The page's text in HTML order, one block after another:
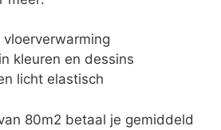
kleuren en dessins
licht elastisch
80m2 betaal je gemiddeld